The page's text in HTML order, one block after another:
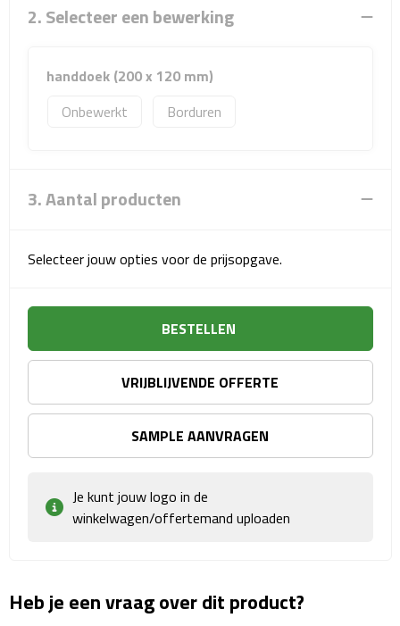
Fietstassen
Lunchtassen
Heuptassen
Matrozentassen
Koffersloten
Bagageriemen
2. Selecteer een bewerking
handdoek (200 x 120 mm)
Onbewerkt
Borduren
3. Aantal producten
Selecteer jouw opties voor de prijsopgave.
BESTELLEN
VRIJBLIJVENDE OFFERTE
SAMPLE AANVRAGEN
Je kunt jouw logo in de
winkelwagen/offertemand uploaden
Heb je een vraag over dit product?